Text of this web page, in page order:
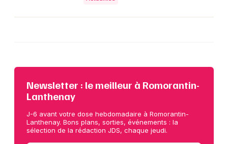
Newsletter : le meilleur à Romorantin-
Lanthenay
J-6 avant votre dose hebdomadaire à Romorantin-
Lanthenay. Bons plans, sorties, événements : la
sélection de la rédaction JDS, chaque jeudi.